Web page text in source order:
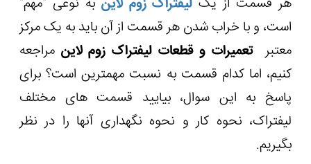
است، و با خراب شدن هر قسمت از آن باید به یک مرکز
معتبرتعمیرات و قطعات لیفتراک زوم لاین مراجعه
کنیم، اما کدام قسمت به نسبت مهمترین است؟ برای
پاسخ به این سوال، بیایید قسمت های مختلف
لیفتراک، نحوه کار و نحوه نگهداری آنها را در نظر
بگیریم.